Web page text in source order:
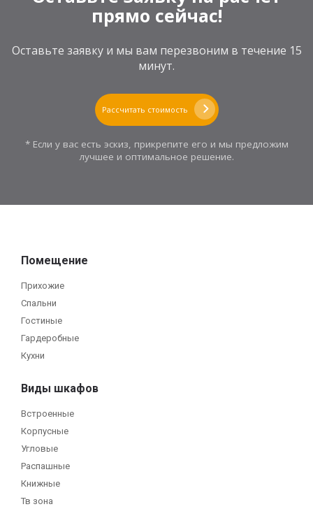
прямо сейчас!
Оставьте заявку и мы вам перезвоним в течение 15
минут.
Рассчитать стоимость
* Если у вас есть эскиз, прикрепите его и мы предложим
лучшее и оптимальное решение.
Помещение
Прихожие
Спальни
Гостиные
Гардеробные
Кухни
Виды шкафов
Встроенные
Корпусные
Угловые
Распашные
Книжные
Тв зона